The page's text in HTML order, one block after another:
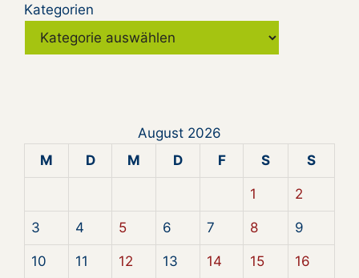
Kategorien
August 2026
M
D M D F S S
1 2
3 4 5 6 7 8 9
10 11 12 13 14 15 16